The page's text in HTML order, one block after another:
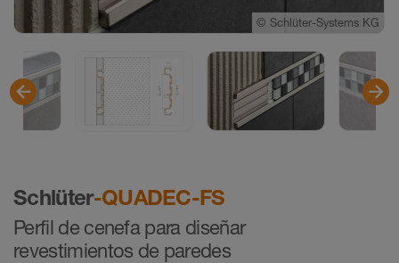
Schlüter-QUADEC-FS
Perfil de cenefa para diseñar
revestimientos de paredes
© Schlüter-Systems KG
© Schlüter-Systems KG
© Schlüter-Systems KG
© Schlüter-Systems KG